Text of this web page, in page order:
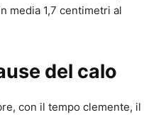
media 1,7 centimetri al
del calo
con il tempo clemente, il